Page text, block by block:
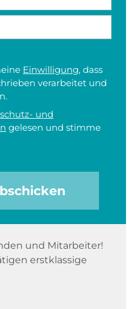
Einwilligung, dass
verarbeitet und
und
gelesen und stimme
und Mitarbeiter!
erstklassige